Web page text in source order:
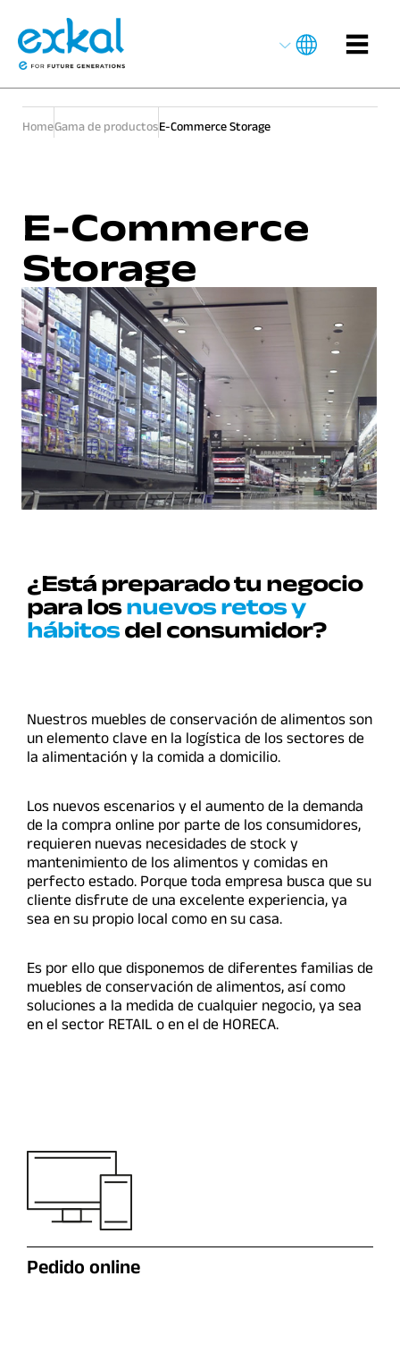
HomeGama de productosE-Commerce Storage
E-Commerce
Storage
¿Está preparado tu negocio
para losnuevos retos y
hábitosdel consumidor?
Nuestros muebles de conservación de alimentos son
un elemento clave en la logística de los sectores de
la alimentación y la comida a domicilio.
Los nuevos escenarios y el aumento de la demanda
de la compra online por parte de los consumidores,
requieren nuevas necesidades de stock y
mantenimiento de los alimentos y comidas en
perfecto estado. Porque toda empresa busca que su
cliente disfrute de una excelente experiencia, ya
sea en su propio local como en su casa.
Es por ello que disponemos de diferentes familias de
muebles de conservación de alimentos, así como
soluciones a la medida de cualquier negocio, ya sea
en el sector RETAIL o en el de HORECA.
Pedido online